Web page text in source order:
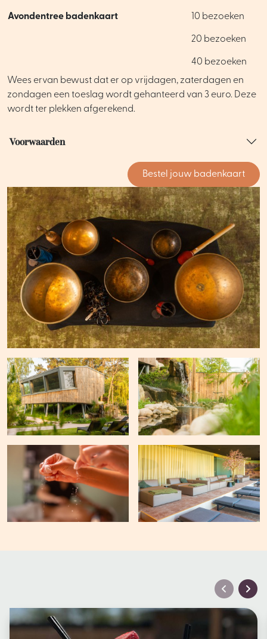
Avondentree badenkaart 10 bezoeken
20 bezoeken
40 bezoeken
Wees ervan bewust dat er op vrijdagen, zaterdagen en
zondagen een toeslag wordt gehanteerd van 3 euro. Deze
wordt ter plekken afgerekend.
Voorwaarden
Bestel jouw badenkaart